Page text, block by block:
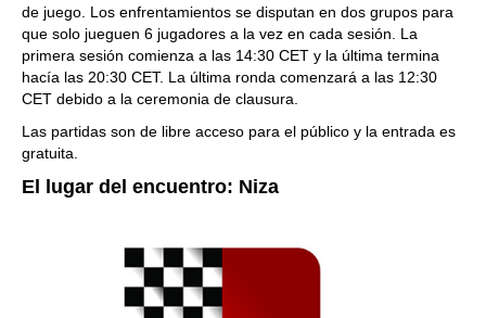
de juego. Los enfrentamientos se disputan en dos grupos para
que solo jueguen 6 jugadores a la vez en cada sesión. La
primera sesión comienza a las 14:30 CET y la última termina
hacía las 20:30 CET. La última ronda comenzará a las 12:30
CET debido a la ceremonia de clausura.
Las partidas son de libre acceso para el público y la entrada es
gratuita.
El lugar del encuentro: Niza